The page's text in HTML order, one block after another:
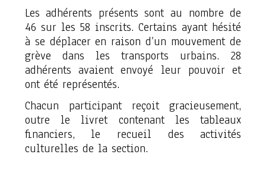
Les adhérents présents sont au nombre de
46 sur les 58 inscrits. Certains ayant hésité
à se déplacer en raison d’un mouvement de
grève dans les transports urbains. 28
adhérents avaient envoyé leur pouvoir et
ont été représentés.
Chacun participant reçoit gracieusement,
outre le livret contenant les tableaux
financiers, le recueil des activités
culturelles de la section.